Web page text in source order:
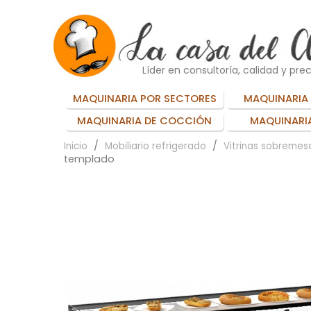
Líder en consultoría, calidad y
MAQUINARIA POR SECTORES
MAQUINARIA
MAQUINARIA DE COCCIÓN
Inicio Mobiliario refrigerado Vitrinas
templado